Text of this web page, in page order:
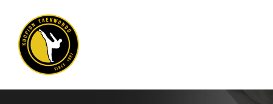
sivun
sisältöön
Kuopion Taekwondo ry